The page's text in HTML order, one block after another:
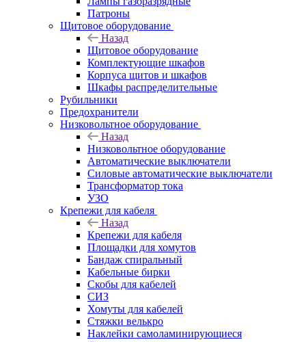
Патроны
Щитовое оборудование
Назад
Щитовое оборудование
Комплектующие шкафов
Корпуса щитов и шкафов
Шкафы распределительные
Рубильники
Предохранители
Низковольтное оборудование
Назад
Низковольтное оборудование
Автоматические выключатели
Силовые автоматические выключатели
Трансформатор тока
УЗО
Крепежи для кабеля
Назад
Крепежи для кабеля
Площадки для хомутов
Бандаж спиральный
Кабельные бирки
Cкобы для кабелей
СИЗ
Хомуты для кабелей
Стяжки велькро
Наклейки самоламинирующиеся